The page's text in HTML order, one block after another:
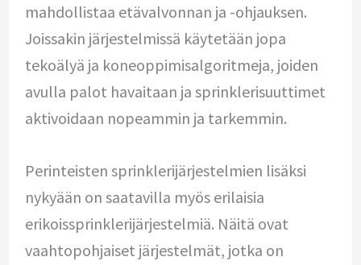
mahdollistaa etävalvonnan ja -ohjauksen.
Joissakin järjestelmissä käytetään jopa
tekoälyä ja koneoppimisalgoritmeja, joiden
avulla palot havaitaan ja sprinklerisuuttimet
aktivoidaan nopeammin ja tarkemmin.
Perinteisten sprinklerijärjestelmien lisäksi
nykyään on saatavilla myös erilaisia
erikoissprinklerijärjestelmiä. Näitä ovat
vaahtopohjaiset järjestelmät, jotka on